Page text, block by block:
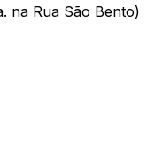
na Rua São Bento)